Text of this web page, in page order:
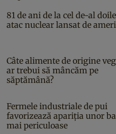
81 de ani de la cel de-al
atac nuclear lansat de
Câte alimente de origine
ar trebui să mâncăm pe
săptămână?
Fermele industriale de pui
favorizează apariția unor
mai periculoase